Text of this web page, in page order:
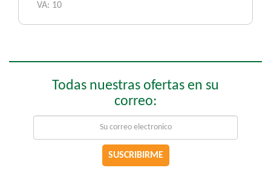
VA: 10
Todas nuestras ofertas en su
correo:
SUSCRIBIRME